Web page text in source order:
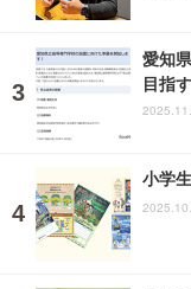
愛知
目指す
小学